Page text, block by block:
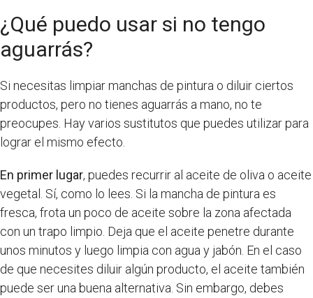
¿Qué puedo usar si no tengo
aguarrás?
Si necesitas limpiar manchas de pintura o diluir ciertos
productos, pero no tienes aguarrás a mano, no te
preocupes. Hay varios sustitutos que puedes utilizar para
lograr el mismo efecto.
En primer lugar, puedes recurrir al aceite de oliva o aceite
vegetal. Sí, como lo lees. Si la mancha de pintura es
fresca, frota un poco de aceite sobre la zona afectada
con un trapo limpio. Deja que el aceite penetre durante
unos minutos y luego limpia con agua y jabón. En el caso
de que necesites diluir algún producto, el aceite también
puede ser una buena alternativa. Sin embargo, debes